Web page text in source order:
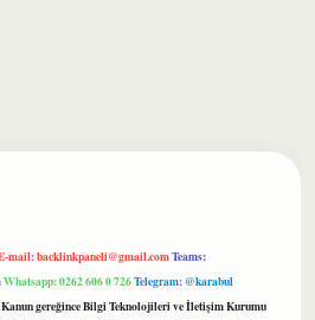
mail:backlinkpaneli@gmail.comTeams:
Whatsapp: 0262 606 0 726Telegram: @karabul
Kanun gereğince Bilgi Teknolojileri ve İletişim Kurumu